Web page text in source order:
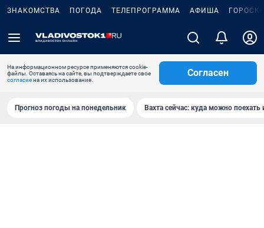
ЗНАКОМСТВА ПОГОДА ТЕЛЕПРОГРАММА АФИША
На информационном ресурсе применяются cookie-
файлы. Оставаясь на сайте, вы подтверждаете свое
согласиена их использование.
Согласен
Прогноз погоды на понедельник Вахта сейчас: куда можно поехать